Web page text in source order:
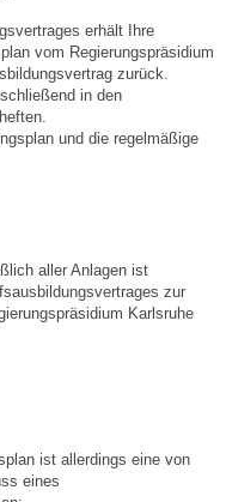
erhält Ihre
vom Regierungspräsidium
zurück.
in den
und die regelmäßige
aller Anlagen ist
zur
Karlsruhe
ist allerdings eine von
eines